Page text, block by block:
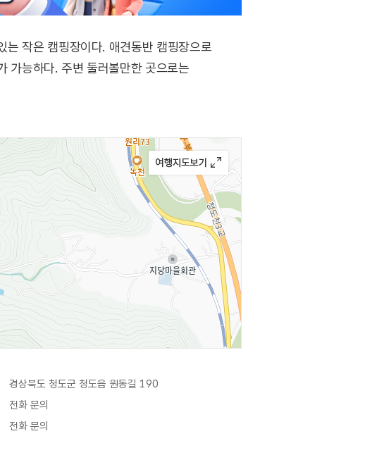
는 작은 캠핑장이다. 애견동반 캠핑장으로
가능하다. 주변 둘러볼만한 곳으로는
경상북도 청도군 청도읍 원동길 190
전화 문의
전화 문의